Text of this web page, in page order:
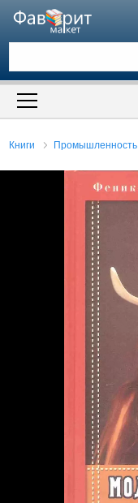
Искать также в описании
Книги Промышленность